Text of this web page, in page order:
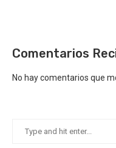
Comentarios
No hay comentarios que